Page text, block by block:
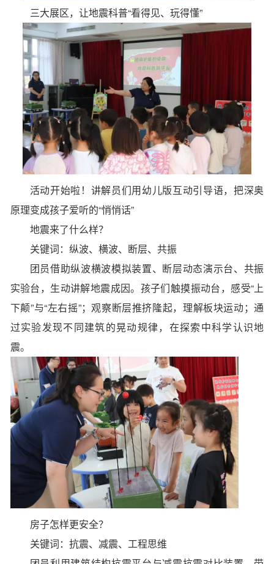
三大展区，让地震科普“看得见、玩得懂”
活动开始啦！讲解员们用幼儿版互动引导语，把深奥
原理变成孩子爱听的“悄悄话”
地震来了什么样？
关键词：纵波、横波、断层、共振
团员借助纵波横波模拟装置、断层动态演示台、共振
实验台，生动讲解地震成因。孩子们触摸振动台，感受“上
下颠”与“左右摇”；观察断层推挤隆起，理解板块运动；通
过实验发现不同建筑的晃动规律，在探索中科学认识地
震。
房子怎样更安全？
关键词：抗震、减震、工程思维